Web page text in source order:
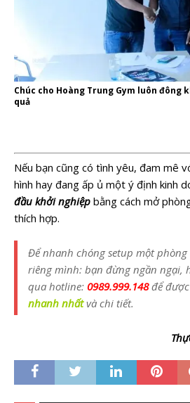
Chúc cho Hoàng Trung Gym luôn đông
quả
Nếu bạn cũng có tình yêu, đam mê
hình hay đang ấp ủ một ý định kinh
đầu khởi nghiệp bằng cách mở
thích hợp.
Để nhanh chóng setup một
riêng mình: bạn đừng ngần ngại,
qua hotline: 0989.999.148để được
nhanh nhấtvà chi tiết.